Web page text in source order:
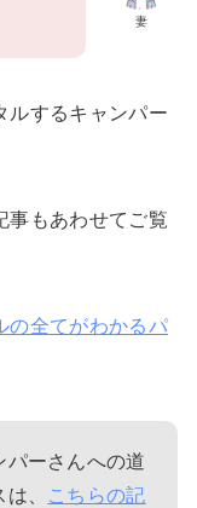
妻
ルするキャンパー
事もあわせてご覧
の全てがわかるパ
パーさんへの道
、
こちらの記